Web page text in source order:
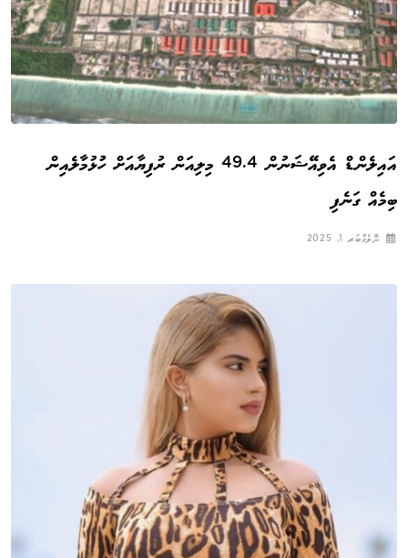
އައިލެންޑް އެވިއޭޝަނުން 49.4 މިލިއަން ރުފިޔާއަށް ހުުޅުމާލެއިން
ބިމެއް ގަނެފި
ނޮވެމްބަރ 1, 2025